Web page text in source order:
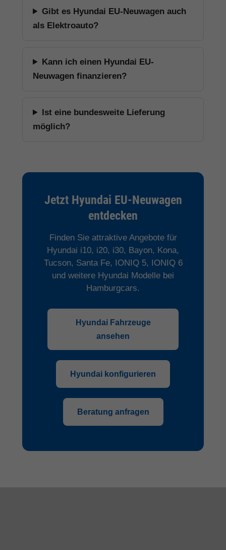
Gibt es Hyundai EU-Neuwagen auch
als Elektroauto?
Kann ich einen Hyundai EU-
Neuwagen finanzieren?
Ist eine bundesweite Lieferung
möglich?
Jetzt Hyundai EU-Neuwagen
entdecken
Finden Sie attraktive Angebote für
Hyundai i10, i20, i30, Bayon, Kona,
Tucson, Santa Fe, IONIQ 5, IONIQ 6
und weitere Hyundai Modelle bei
Hamburgcars.
Hyundai Fahrzeuge
ansehen
Hyundai konfigurieren
Beratung anfragen